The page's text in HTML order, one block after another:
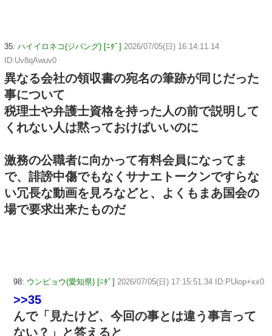
35: ハイイロネコ(ジパング) [ﾆﾀﾞ] 2026/07/05(日) 16:14:11.14
ID:Uv8qAwuv0
異なる会社の領収書の宛名の筆跡が同じだった
事について
税理士や弁護士資格を持った人の前で説明して
くれない人は黙っておけばいいのに
激務の公職者に向かって有料会員になってま
で、誹謗中傷でもなくサナエトークンですらな
い冗長な動画を見ろなどと、よくもまあ国会の
場で要求出来たものだ
98: ウンピョウ(愛知県) [ﾆﾀﾞ] 2026/07/05(日) 17:15:51.34 ID:PUiop+xx0
>>35
んで「見たけど、今回の事とは違う事言って
ない？」と答えると